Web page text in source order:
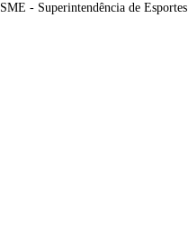
SME - Superintendência de Esportes